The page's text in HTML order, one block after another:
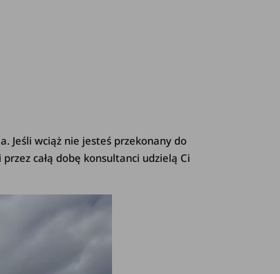
Jeśli wciąż nie jesteś przekonany do
całą dobę konsultanci udzielą Ci